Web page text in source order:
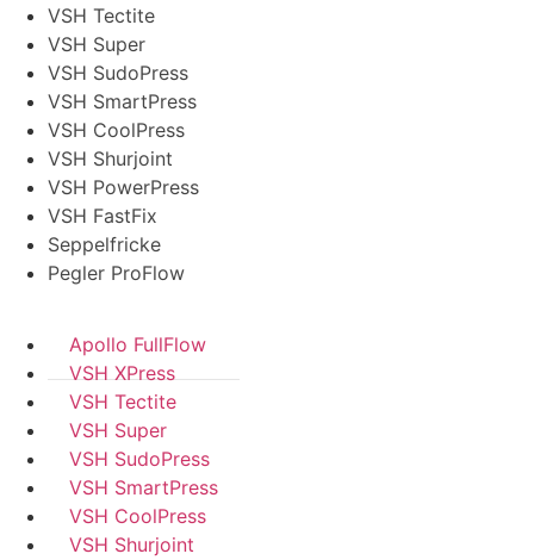
VSH Tectite
VSH Super
VSH SudoPress
VSH SmartPress
VSH CoolPress
VSH Shurjoint
VSH PowerPress
VSH FastFix
Seppelfricke
Pegler ProFlow
Apollo FullFlow
VSH XPress
VSH Tectite
VSH Super
VSH SudoPress
VSH SmartPress
VSH CoolPress
VSH Shurjoint